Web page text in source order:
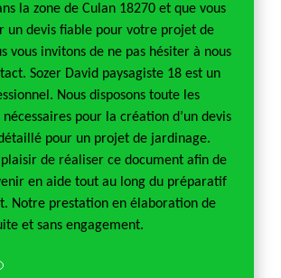
la zone de Culan 18270 et que vous
un devis fiable pour votre projet de
vous invitons de ne pas hésiter à nous
Sozer David paysagiste 18 est un
Nous disposons toute les
nécessaires pour la création d’un devis
pour un projet de jardinage.
plaisir de réaliser ce document afin de
en aide tout au long du préparatif
Notre prestation en élaboration de
et sans engagement.